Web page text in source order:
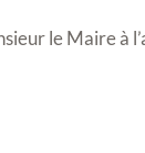
le Maire à